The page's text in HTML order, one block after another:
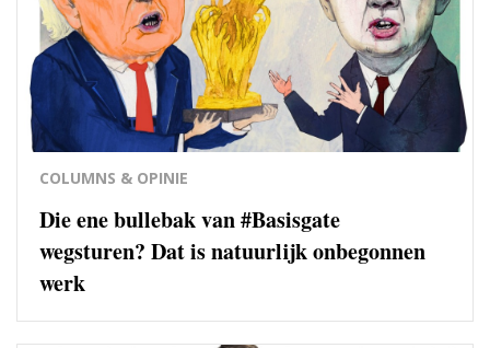
COLUMNS & OPINIE
Die ene bullebak van #Basisgate
wegsturen? Dat is natuurlijk onbegonnen
werk